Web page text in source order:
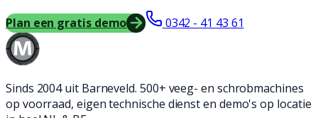
Plan een gratis demo 0342 - 41 43 61
Sinds 2004 uit Barneveld. 500+ veeg- en schrobmachines
op voorraad, eigen technische dienst en demo's op locatie